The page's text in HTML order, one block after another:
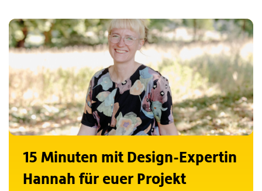
15 Minuten mit Design-Expertin
Hannah für euer Projekt